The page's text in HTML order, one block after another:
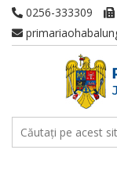
0256-333309